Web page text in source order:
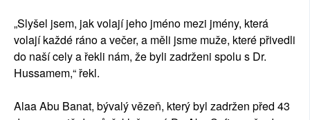
„Slyšel jsem, jak volají jeho jméno mezi jmény, která
volají každé ráno a večer, a měli jsme muže, které přivedli
do naší cely a řekli nám, že byli zadrženi spolu s Dr.
Hussamem,“ řekl.
Alaa Abu Banat, bývalý vězeň, který byl zadržen před 43